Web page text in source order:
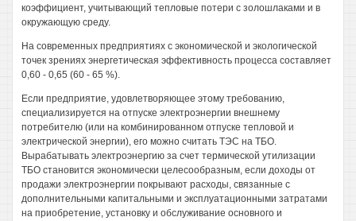
коэффициент, учитывающий тепловые потери с золошлаками и в
окружающую среду.
На современных предприятиях с экономической и экологической
точек зрениях энергетическая эффективность процесса составляет
0,60 - 0,65 (60 - 65 %).
Если предприятие, удовлетворяющее этому требованию,
специализируется на отпуске электроэнергии внешнему
потребителю (или на комбинированном отпуске тепловой и
электрической энергии), его можно считать ТЭС на ТБО.
Вырабатывать электроэнергию за счет термической утилизации
ТБО становится экономически целесообразным, если доходы от
продажи электроэнергии покрывают расходы, связанные с
дополнительными капитальными и эксплуатационными затратами
на приобретение, установку и обслуживание основного и